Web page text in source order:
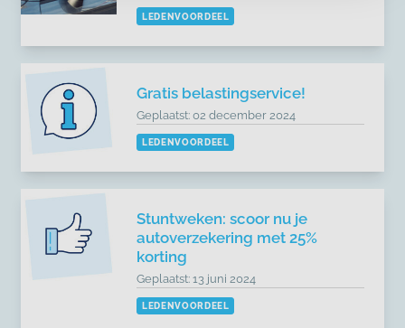
LEDENVOORDEEL
Gratis belastingservice!
Geplaatst: 02 december 2024
LEDENVOORDEEL
Stuntweken: scoor nu je
autoverzekering met 25%
korting
Geplaatst: 13 juni 2024
LEDENVOORDEEL